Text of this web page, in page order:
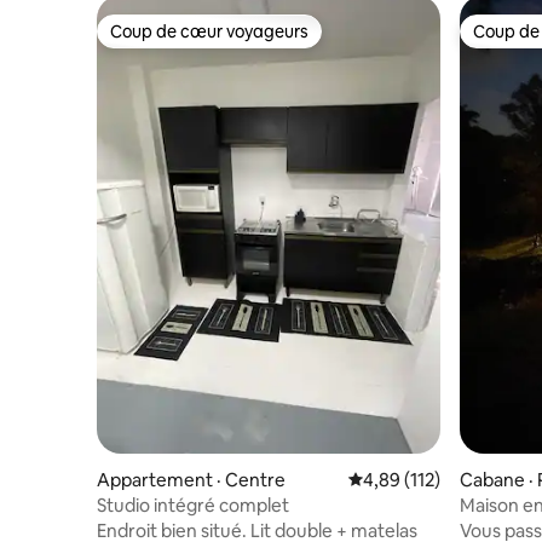
Coup de cœur voyageurs
Coup de cœur voyageurs
Appartement · Centre Note moyenne de
4,89 (112)
Studio intégré complet
Endroit bien situé. Lit double + matelas
Coup
Coup
Cabane ·
Maison
Vous